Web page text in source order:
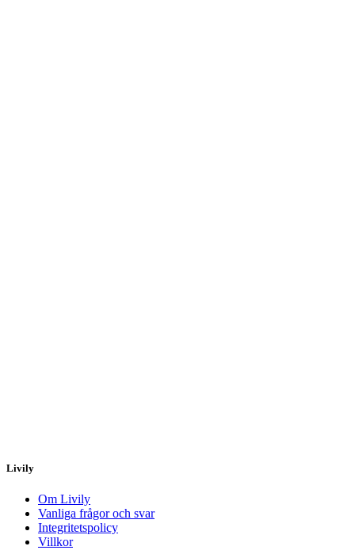
Livily
Om Livily
Vanliga frågor och svar
Integritetspolicy
Villkor